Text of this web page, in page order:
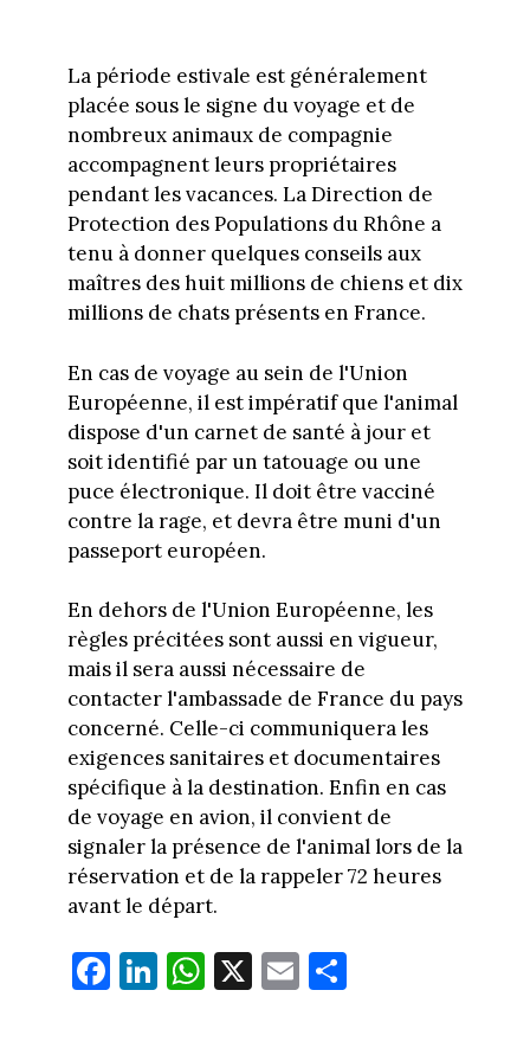
La période estivale est généralement
placée sous le signe du voyage et de
nombreux animaux de compagnie
accompagnent leurs propriétaires
pendant les vacances. La Direction de
Protection des Populations du Rhône a
tenu à donner quelques conseils aux
maîtres des huit millions de chiens et dix
millions de chats présents en France.
En cas de voyage au sein de l'Union
Européenne, il est impératif que l'animal
dispose d'un carnet de santé à jour et
soit identifié par un tatouage ou une
puce électronique. Il doit être vacciné
contre la rage, et devra être muni d'un
passeport européen.
En dehors de l'Union Européenne, les
règles précitées sont aussi en vigueur,
mais il sera aussi nécessaire de
contacter l'ambassade de France du pays
concerné. Celle-ci communiquera les
exigences sanitaires et documentaires
spécifique à la destination. Enfin en cas
de voyage en avion, il convient de
signaler la présence de l'animal lors de la
réservation et de la rappeler 72 heures
avant le départ.
Fa
ce
Li
nk
W
ha
X E
m
Pa